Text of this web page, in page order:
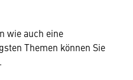
wie auch eine
Themen können Sie